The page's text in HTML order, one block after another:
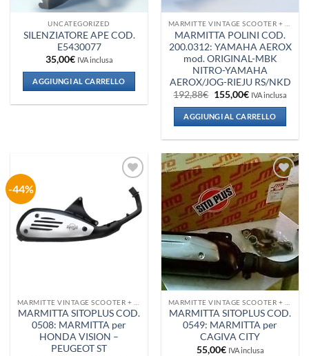
UNCATEGORIZED
SILENZIATORE APE COD.
E5430077
35,00€ IVA inclusa
AGGIUNGI AL CARRELLO
MARMITTA POLINI COD.
200.0312: YAMAHA AEROX
mod. ORIGINAL-MBK
NITRO-YAMAHA
AEROX/JOG-RIEJU RS/NKD
192,88€ Il
prezzo
originale
era:
192,88€.
155,00€Il
attuale
è:
155,00€.
IVA inclusa
AGGIUNGI AL CARRELLO
-44%
Aggiungi
alla lista
desideri
MARMITTA SITOPLUS COD.
0508: MARMITTA per
HONDA VISION –
PEUGEOT ST
Aggiungi
alla lista
dei
desideri
MARMITTA SITOPLUS COD.
0549: MARMITTA per
CAGIVA CITY
55,00€ IVA inclusa